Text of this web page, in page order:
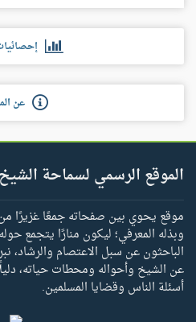
عن
الموقع الرسمي لسماحة الشيخ
موقع يحوي بين صفحاته جمعًا غزيرًا
وبذله المعرفي؛ ليكون منارًا يتجمع
الباحثون عن سبل الاعتصام والرشاد،
عن الشيخ وأحواله ومحطات حياته،
أسئلة الناس وقضايا المسلمين.